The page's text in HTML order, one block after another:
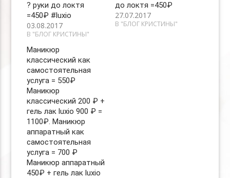
? руки до локтя
=450₽ #luxio
03.08.2017
В "БЛОГ КРИСТИНЫ"
до локтя =450₽
27.07.2017
В "БЛОГ КРИСТИНЫ"
Маникюр
классический как
самостоятельная
услуга = 550₽
Маникюр
классический 200 ₽ +
гель лак luxio 900 ₽ =
1100₽. Маникюр
аппаратный как
самостоятельная
услуга = 700 ₽
Маникюр аппаратный
450₽ + гель лак luxio